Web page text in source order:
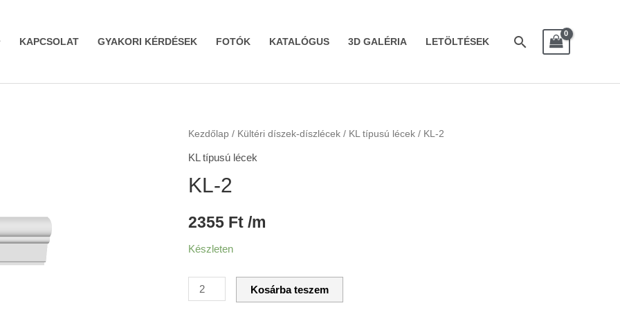
KAPCSOLAT GYAKORI KÉRDÉSEK FOTÓK KATALÓGUS 3D GALÉRIA LETÖLTÉSEK Search
Kezdőlap / Kültéri díszek-díszlécek / KL típusú lécek / KL-2
KL típusú lécek
KL-2
2355 Ft /m
Készleten
KL-
2
Kosárba teszem